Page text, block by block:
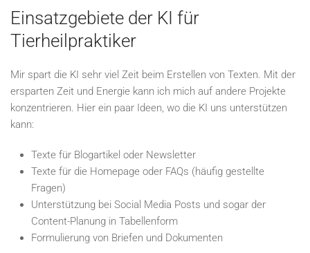
Einsatzgebiete der KI für
Tierheilpraktiker
Mir spart die KI sehr viel Zeit beim Erstellen von Texten. Mit der
ersparten Zeit und Energie kann ich mich auf andere Projekte
konzentrieren. Hier ein paar Ideen, wo die KI uns unterstützen
kann:
Texte für Blogartikel oder Newsletter
Texte für die Homepage oder FAQs (häufig gestellte
Fragen)
Unterstützung bei Social Media Posts und sogar der
Content-Planung in Tabellenform
Formulierung von Briefen und Dokumenten